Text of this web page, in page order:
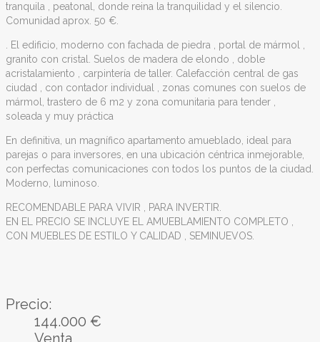
tranquila , peatonal, donde reina la tranquilidad y el silencio.
Comunidad aprox. 50 €.
. El edificio, moderno con fachada de piedra , portal de mármol ,
granito con cristal. Suelos de madera de elondo , doble
acristalamiento , carpintería de taller. Calefacción central de gas
ciudad , con contador individual , zonas comunes con suelos de
mármol, trastero de 6 m2 y zona comunitaria para tender ,
soleada y muy práctica
En definitiva, un magnífico apartamento amueblado, ideal para
parejas o para inversores, en una ubicación céntrica inmejorable,
con perfectas comunicaciones con todos los puntos de la ciudad.
Moderno, luminoso.
RECOMENDABLE PARA VIVIR , PARA INVERTIR.
EN EL PRECIO SE INCLUYE EL AMUEBLAMIENTO COMPLETO ,
CON MUEBLES DE ESTILO Y CALIDAD , SEMINUEVOS.
Precio:
144.000 €
Venta